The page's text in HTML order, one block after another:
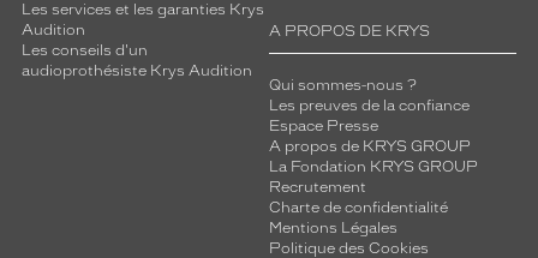
Les services et les garanties Krys
Audition
Les conseils d'un
audioprothésiste Krys Audition
A PROPOS DE KRYS
Qui sommes-nous ?
Les preuves de la confiance
Espace Presse
A propos de KRYS GROUP
La Fondation KRYS GROUP
Recrutement
Charte de confidentialité
Mentions Légales
Politique des Cookies